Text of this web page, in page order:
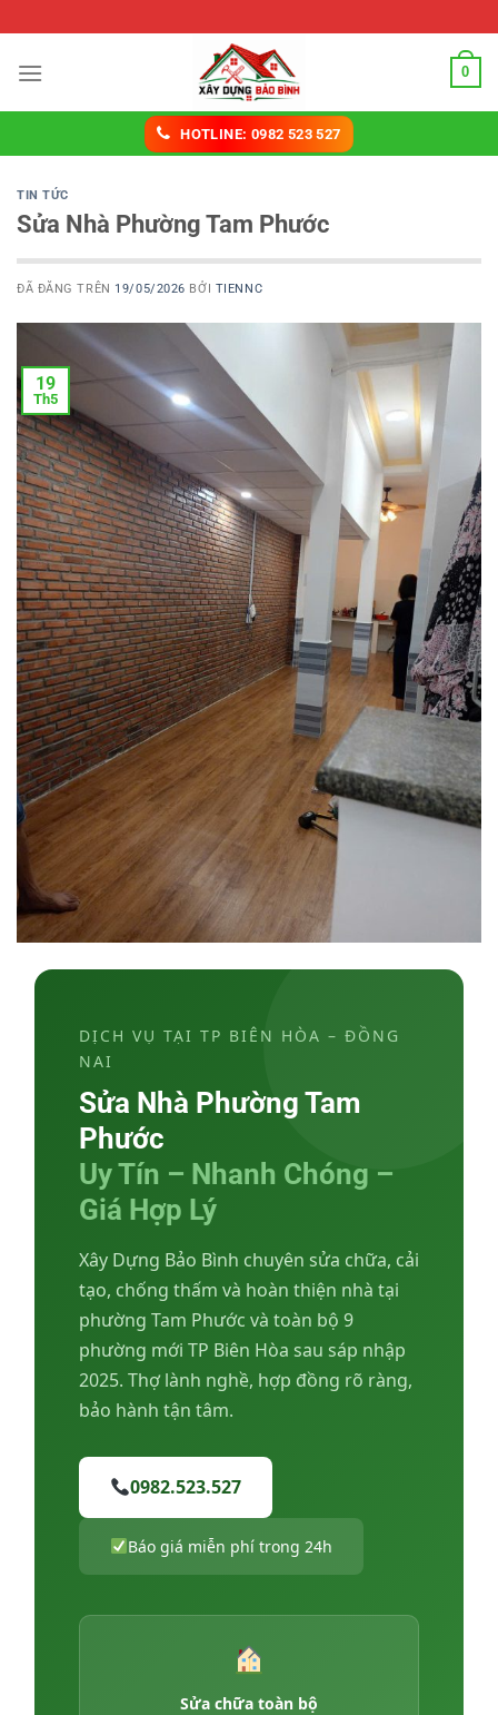
đến
nội
0
HOTLINE: 0982 523 527
TIN TỨC
Sửa Nhà Phường Tam Phước
ĐÃ ĐĂNG TRÊN 19/05/2026 BỞI TIENNC
19
Th5
DỊCH VỤ TẠI TP BIÊN HÒA – ĐỒNG
NAI
Sửa Nhà Phường Tam
Phước
Uy Tín – Nhanh Chóng –
Giá Hợp Lý
Xây Dựng Bảo Bình chuyên sửa chữa, cải
tạo, chống thấm và hoàn thiện nhà tại
phường Tam Phước và toàn bộ 9
phường mới TP Biên Hòa sau sáp nhập
2025. Thợ lành nghề, hợp đồng rõ ràng,
bảo hành tận tâm.
0982.523.527
Báo giá miễn phí trong 24h
Sửa chữa toàn bộ